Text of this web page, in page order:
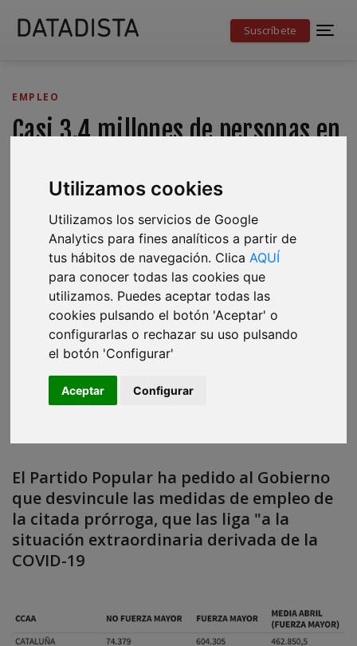
Utilizamos cookies
Utilizamos los servicios de Google
Analytics para fines analíticos a partir de
tus hábitos de navegación. Clica AQUÍ
para conocer todas las cookies que
utilizamos. Puedes aceptar todas las
cookies pulsando el botón 'Aceptar' o
configurarlas o rechazar su uso pulsando
el botón 'Configurar'
Aceptar Configurar
Suscríbete
EMPLEO
Casi 3,4 millones de personas en
del estado de alarma
El Partido Popular ha pedido al Gobierno que
desvincule las medidas de empleo de la citada prórroga,
que las liga "a la situación extraordinaria derivada de la
COVID-19”.
Ana Tudela,Antonio Delgado·05 de mayo de 2020·
3 minutos de lectura
El Partido Popular ha pedido al Gobierno
que desvincule las medidas de empleo de
la citada prórroga, que las liga "a la
situación extraordinaria derivada de la
COVID-19